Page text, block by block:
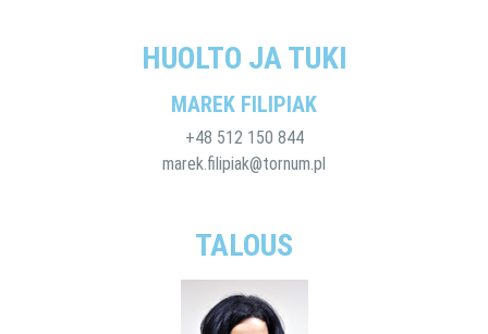
HUOLTO JA TUKI
MAREK FILIPIAK
+48 512 150 844
marek.filipiak@tornum.pl
TALOUS